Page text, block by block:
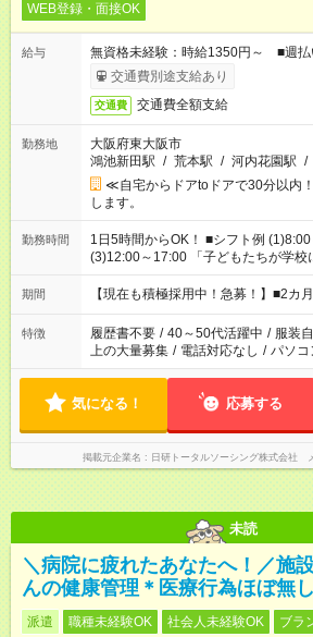
WEB登録・面接OK
給与
無資格未経験：時給1350円～ ■週
交通費別途支給あり
交通費 交通費全額支給
勤務地
大阪府東大阪市
鴻池新田駅 / 荒本駅 / 河内花園駅 /
≪自宅からドアtoドアで30分以内
します。
勤務時間
1日5時間からOK！ ■シフト例 (1)8:00～13:00 (2)10:00～15:00
(3)12:00～17:00 「子どもたちが学校に行く間だけ働きたい」
「余裕を持って夕飯の準備がしたい
はプライベートの時間にしたい」 な
間と、もう1つのお仕事の勤務時間。
場合は応募できません。
期間 【現在も積極採用中！急募！】■2カ
特徴 履歴書不要 / 40～50代活躍中 / 服装
上の大量募集 / 電話対応なし / パソコ
気になる！ 応募する
掲載元企業名 日研トータルソーシング株式会社
未読
＼病院に疲れたあなたへ！／施
んの健康管理＊医療行為ほぼ無し
派遣 職種未経験OK 社会人未経験OK
ブラ